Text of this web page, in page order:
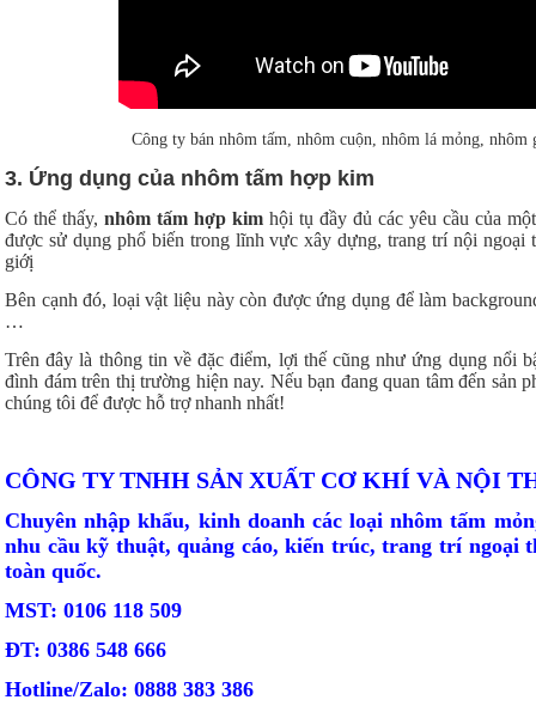
Công ty bán nhôm tấm, nhôm cuộn, nhôm lá mỏng,
3. Ứng dụng của nhôm tấm hợp kim
Có thể thấy, nhôm tấm hợp kim hội tụ đầy đủ các yêu cầu của
được sử dụng phổ biến trong lĩnh vực xây dựng, trang trí nội ngoại
giớị
Bên cạnh đó, loại vật liệu này còn được ứng dụng để làm
…
Trên đây là thông tin về đặc điểm, lợi thế cũng như ứng dụng nổi
đình đám trên thị trường hiện nay. Nếu bạn đang quan tâm đến sản
chúng tôi để được hỗ trợ nhanh nhất!
CÔNG TY TNHH SẢN XUẤT CƠ KHÍ VÀ NỘI
Chuyên nhập khẩu, kinh doanh các loại nhôm tấm
nhu cầu kỹ thuật, quảng cáo, kiến trúc, trang trí ngoại
toàn quốc.
MST: 0106 118 509
ĐT: 0386 548 666
Hotline/Zalo: 0888 383 386